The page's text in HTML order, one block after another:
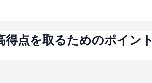
得点を取るためのポイント